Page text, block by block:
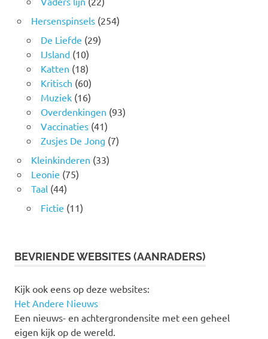
Hersenspinsels(254)
De Liefde (29)
IJsland(10)
Katten (18)
Kritisch (60)
Muziek(16)
Overdenkingen (93)
Vaccinaties(41)
Zusjes De Jong (7)
Kleinkinderen (33)
Leonie (75)
Taal(44)
Fictie (11)
BEVRIENDE WEBSITES (AANRADERS)
Kijk ook eens op deze websites:
Het Andere Nieuws
Een nieuws- en achtergrondensite met een geheel
eigen kijk op de wereld.